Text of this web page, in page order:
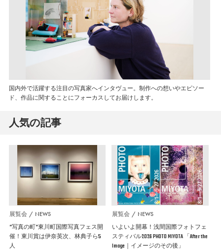
国内外で活躍する注目の写真家へインタヴュー。制作への想いやエピソー
ド、作品に関することにフォーカスしてお届けします。
人気の記事
展覧会 NEWS
”写真の町”東川町国際写真フェス開
催！東川賞は伊奈英次、林典子ら5
人
展覧会 NEWS
いよいよ開幕！浅間国際フォトフェ
スティバル2026 PHOTO MIYOTA 「After the
Image｜イメージのその後」